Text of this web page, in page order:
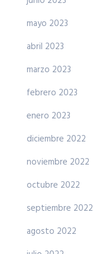
mayo 2023
abril 2023
marzo 2023
febrero 2023
enero 2023
diciembre 2022
noviembre 2022
octubre 2022
septiembre 2022
agosto 2022